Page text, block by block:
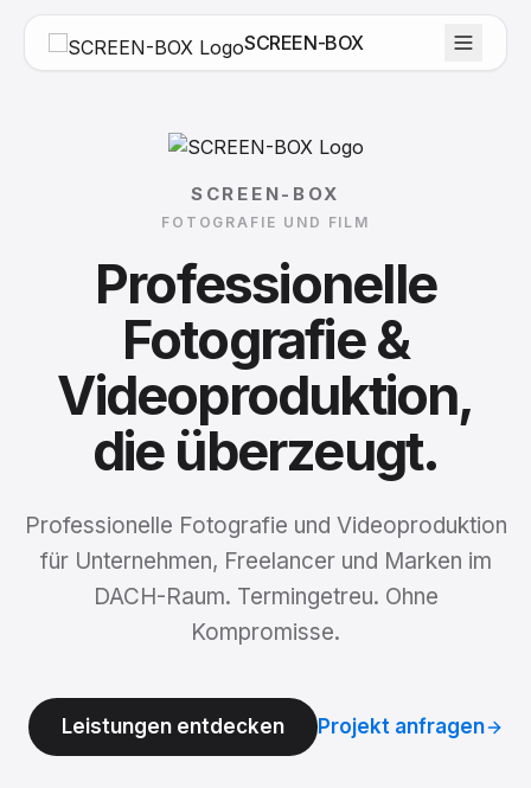
SCREEN-BOX
SCREEN-BOX
FOTOGRAFIE UND FILM
Professionelle
Fotografie &
Videoproduktion,
die überzeugt.
Professionelle Fotografie und Videoproduktion
für Unternehmen, Freelancer und Marken im
DACH-Raum. Termingetreu. Ohne
Kompromisse.
Leistungen entdecken Projekt anfragen